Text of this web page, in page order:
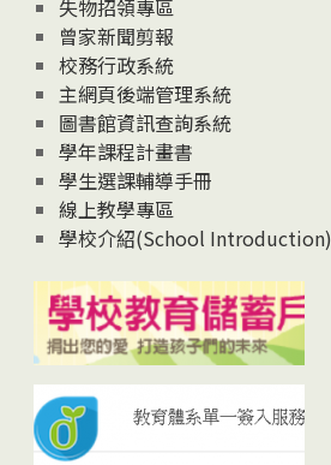
失物招領專區
曾家新聞剪報
校務行政系統
主網頁後端管理系統
圖書館資訊查詢系統
學年課程計畫書
學生選課輔導手冊
線上教學專區
學校介紹(School Introduction)